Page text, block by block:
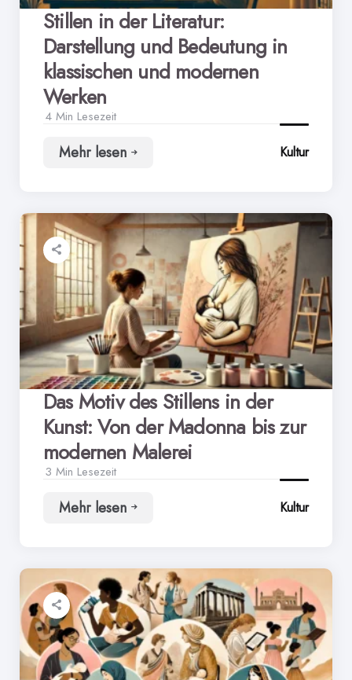
Stillen in der Literatur:
Darstellung und Bedeutung in
klassischen und modernen
Werken
4 Min Lesezeit
Mehr lesen
Stillen
Darstellung
und
Bedeutung
in
klassischen
und
modernen
Werken
Kultur
Das Motiv des Stillens in der
Kunst: Von der Madonna bis zur
modernen Malerei
3 Min Lesezeit
Mehr lesen
Das
in
der
Kunst:
Von
der
Madonna
bis
Kultur